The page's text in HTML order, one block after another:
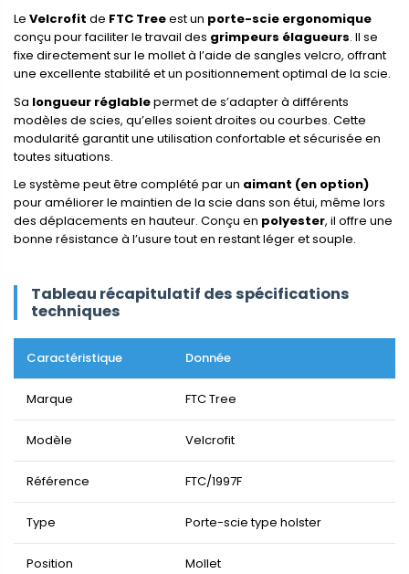
Le Velcrofit de FTC Treeest un porte-scie ergonomique
conçu pour faciliter le travail des grimpeurs élagueurs. Il se
fixe directement sur le mollet à l’aide de sangles velcro, offrant
une excellente stabilité et un positionnement optimal de la scie.
Sa longueur réglablepermet de s’adapter à différents
modèles de scies, qu’elles soient droites ou courbes. Cette
modularité garantit une utilisation confortable et sécurisée en
toutes situations.
Le système peut être complété par un aimant (en option)
pour améliorer le maintien de la scie dans son étui, même lors
des déplacements en hauteur. Conçu en polyester, il offre une
bonne résistance à l’usure tout en restant léger et souple.
Tableau récapitulatif des spécifications
techniques
Caractéristique Donnée
Marque FTC Tree
Modèle Velcrofit
Référence FTC/1997F
Type Porte-scie type holster
Position Mollet